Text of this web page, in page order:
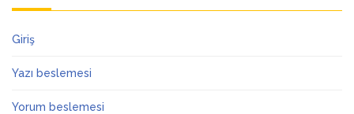
Giriş
Yazı beslemesi
Yorum beslemesi